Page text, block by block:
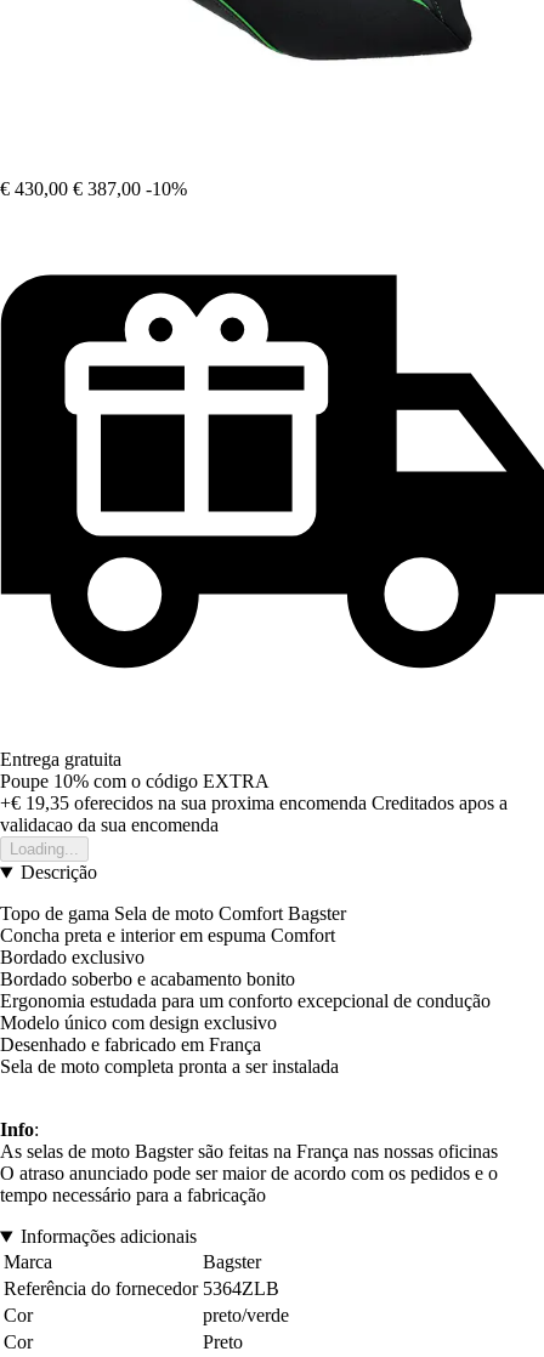
€ 430,00 € 387,00 -10%
Entrega gratuita
Poupe 10% com o código EXTRA
+€ 19,35 oferecidos na sua proxima encomenda Creditados apos a
validacao da sua encomenda
Loading...
Descrição
Topo de gama Sela de moto Comfort Bagster
Concha preta e interior em espuma Comfort
Bordado exclusivo
Bordado soberbo e acabamento bonito
Ergonomia estudada para um conforto excepcional de condução
Modelo único com design exclusivo
Desenhado e fabricado em França
Sela de moto completa pronta a ser instalada
Info:
As selas de moto Bagster são feitas na França nas nossas oficinas
O atraso anunciado pode ser maior de acordo com os pedidos e o
tempo necessário para a fabricação
Informações adicionais
Marca
Bagster
Referência do fornecedor 5364ZLB
Cor
preto/verde
Cor
Preto